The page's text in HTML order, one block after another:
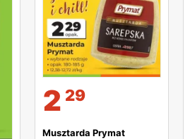
2 29
Musztarda Prymat